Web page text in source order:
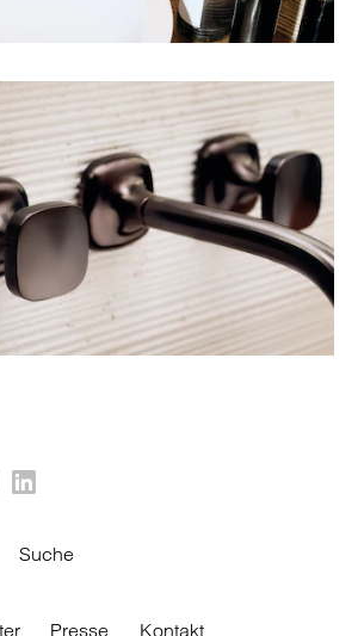
Suche
Presse Kontakt